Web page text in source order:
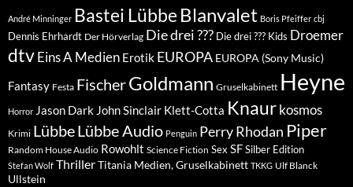
André Minninger Bastei Lübbe Blanvalet Boris Pfeiffer cbj
Dennis Ehrhardt Der Hörverlag Die drei ??? Die drei ??? Kids Droemer
dtvEins A Medien Erotik EUROPA EUROPA (Sony Music)
Fantasy Festa FischerGoldmann Gruselkabinett Heyne
Horror Jason Dark John Sinclair Klett-Cotta Knaur kosmos
Krimi LübbeLübbe Audio Penguin Perry Rhodan Piper
Random House Audio Rowohlt Science Fiction Sex SFSilber Edition
Stefan Wolf ThrillerTitania Medien, Gruselkabinett TKKG Ulf Blanck
Ullstein